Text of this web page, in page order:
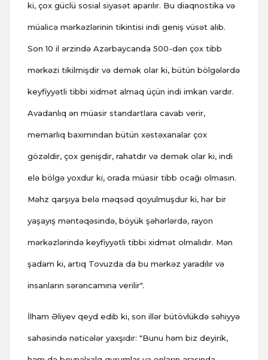
ki, çox güclü sosial siyasət aparılır. Bu diaqnostika və
müalicə mərkəzlərinin tikintisi indi geniş vüsət alıb.
Son 10 il ərzində Azərbaycanda 500-dən çox tibb
mərkəzi tikilmişdir və demək olar ki, bütün bölgələrdə
keyfiyyətli tibbi xidmət almaq üçün indi imkan vardır.
Avadanlıq ən müasir standartlara cavab verir,
memarlıq baxımından bütün xəstəxanalar çox
gözəldir, çox genişdir, rahatdır və demək olar ki, indi
elə bölgə yoxdur ki, orada müasir tibb ocağı olmasın.
Məhz qarşıya belə məqsəd qoyulmuşdur ki, hər bir
yaşayış məntəqəsində, böyük şəhərlərdə, rayon
mərkəzlərində keyfiyyətli tibbi xidmət olmalıdır. Mən
şadam ki, artıq Tovuzda da bu mərkəz yaradılır və
insanların sərəncamına verilir".
İlham Əliyev qeyd edib ki, son illər bütövlükdə səhiyyə
sahəsində nəticələr yaxşıdır: "Bunu həm biz deyirik,